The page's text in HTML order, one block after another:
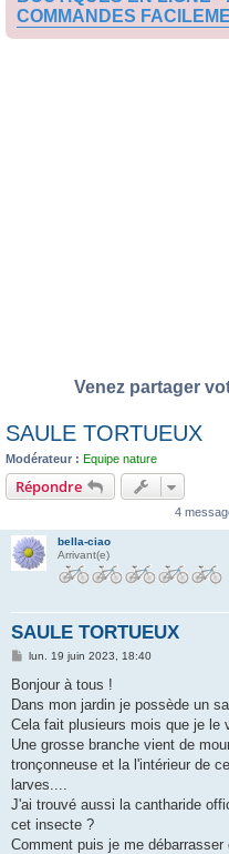
COMMANDES
Venez partager
SAULE TORTUEUX
Modérateur : Equipe nature
Répondre
4
bella-ciao
Arrivant(e)
SAULE TORTUEUX
M
s
a
g
lun. 19 juin 2023, 18:40
Bonjour à tous !
Dans mon jardin je possède un
Cela fait plusieurs mois que je le
Une grosse branche vient de
tronçonneuse et la l'intérieur de
larves....
J'ai trouvé aussi la cantharide
cet insecte ?
Comment puis je me